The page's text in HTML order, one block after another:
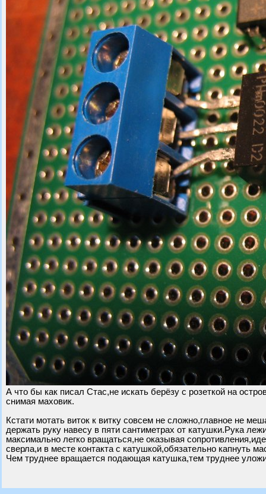
А что бы как писал Стас,не искать берёзу с розеткой на
снимая маховик.
Кстати мотать виток к витку совсем не сложно,главное не
держать руку навесу в пяти сантиметрах от катушки.Рука
максимально легко вращаться,не оказывая
сверла,и в месте контакта с катушкой,обязательно капнуть
Чем труднее вращается подающая катушка,тем труднее